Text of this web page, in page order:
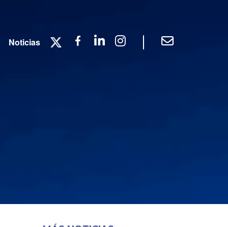
Noticias Twitter Facebook
LinkedinInstagram Contacto